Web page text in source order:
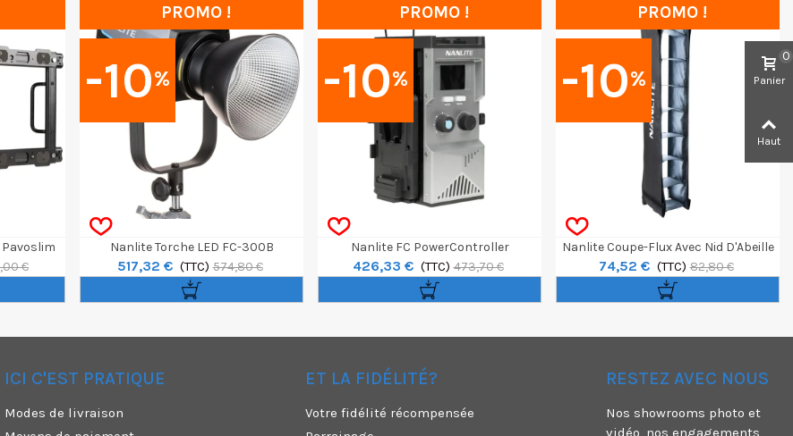
€
-10%
PROMO !
Nanlite Torche LED FC-300B
517,32 € (TTC) 574,80 €
-10%
PROMO !
Nanlite FC PowerController
426,33 € (TTC) 473,70 €
-10%
PROMO !
Nanlite Coupe-Flux Avec Nid D'Abeille
Pour Pavotube II 15X
74,52 € (TTC) 82,80 €
ICI C'EST PRATIQUE
Modes de livraison
ET LA FIDÉLITÉ?
Votre fidélité récompensée
RESTEZ AVEC NOUS
Nos showrooms photo et
vidéo, nos engagements
Panier
0
Haut